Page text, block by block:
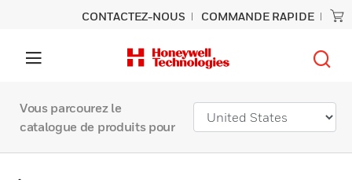
CONTACTEZ-NOUS COMMANDE RAPIDE
Vous parcourez le
catalogue de produits pour